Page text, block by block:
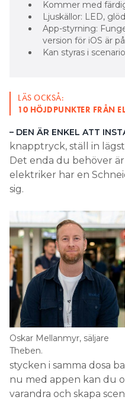
Det enda du behöver
elektriker har en
Oskar Mellanmyr, säljare
stycken i samma dosa
nu med appen kan du
varandra och skapa
LÄS OCKSÅ:
ELEKTROSKUTT VINNER
GÅNGEN
LÄS OCKSÅ:
ALLT OM STRÖMBRYTARE,
VÄGGUTTAG OCH DIMMER
KOSTNADSBESPARING ÄR
ENviktig
framgångsfakor.
Dimmern behöver